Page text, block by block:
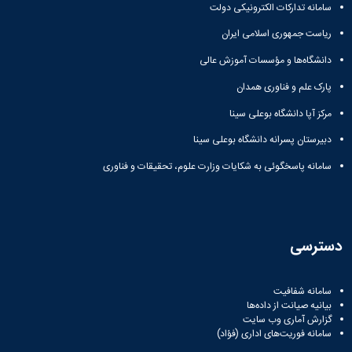
معظم
رهبری
دانشگاه
روابط
عمومی
دانشکده‌ها
شماره
تلفن‌ها
آموزش
کارکنان
سایر
تقویم
نظامنامه
اخلاق
آموزش
دانش‌آموختگان
آزمایشگاه
شناسی
آزمایشگاه
هوش
ربات
بینایی
آزمایشگاه
پژوهش
اسناد
نامه
و
رساله
علم
و
حسابداری
رزن
صنایع
بهار
مجتمع
آموزش
عالی
فاطمیه
نهاوند
زمین
سالن‌های
ورزشی
سیاحتی
دانشگاه
موزه
تاریخ
طبیعی
دانشگاه
(محمد)
سامانه تدارکات الکترونیکی دولت
ریاست جمهوری اسلامی ایران
دانشگاه‌ها و مؤسسات آموزش عالی
پارک علم و فناوری همدان
مرکز آپا دانشگاه بوعلی سینا
دبیرستان پسرانه دانشگاه بوعلی سینا
سامانه پاسخگوئی به شکایات وزارت علوم، تحقیقات و فناوری
دسترسی
سامانه شفافیت
بیانیه صیانت از داده‌ها
گزارش آماری وب‌ سایت
سامانه فوریت‌های اداری (فؤاد)